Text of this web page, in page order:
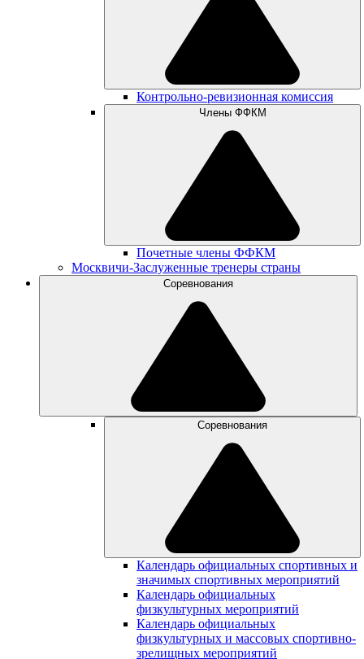
Контрольно-ревизионная комиссия
Члены ФФКМ
Почетные члены ФФКМ
Москвичи-Заслуженные тренеры страны
Соревнования
Соревнования
Календарь официальных спортивных и
значимых спортивных мероприятий
Календарь официальных
физкультурных мероприятий
Календарь официальных
физкультурных и массовых спортивно-
зрелищных мероприятий